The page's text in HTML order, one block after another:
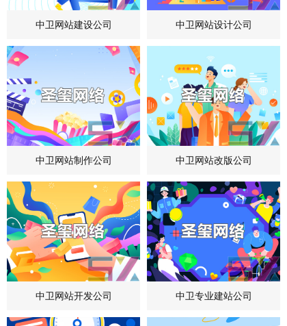
中卫网站建设公司 中卫网站设计公司
中卫网站制作公司 中卫网站改版公司
中卫网站开发公司 中卫专业建站公司